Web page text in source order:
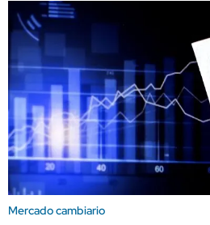
Mercado cambiario